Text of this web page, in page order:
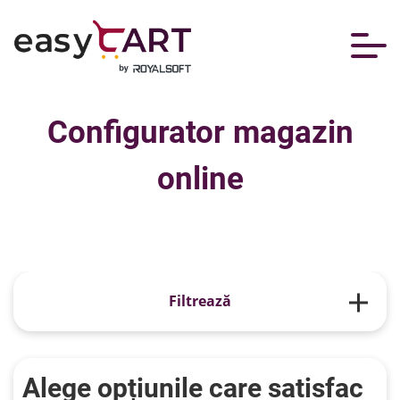
Configurator magazin
online
Filtrează
Firme Medii
Alege opțiunile care satisfac